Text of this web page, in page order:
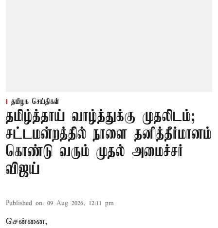
தமிழக செய்திகள்
தமிழ்த்தாய் வாழ்த்துக்கு முதலிடம்;
சட்டமன்றத்தில் நாளை தனித்தீர்மானம்
கொண்டு வரும் முதல் அமைச்சர்
விஜய்
Published on: 09 Aug 2026, 12:11 pm
சென்னை,